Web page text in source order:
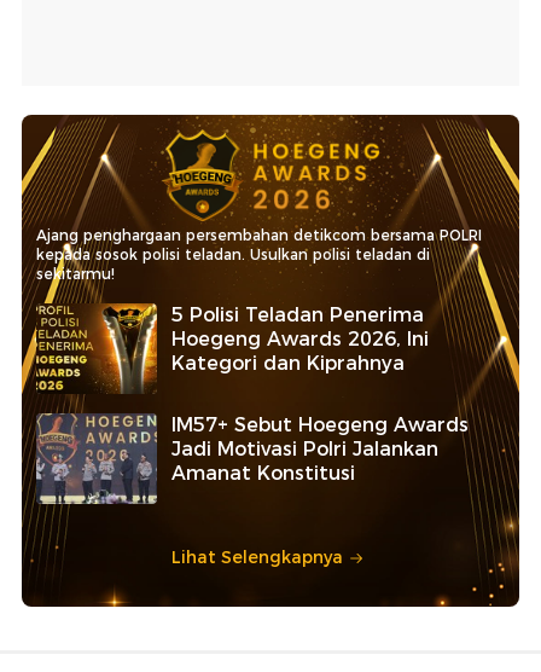
Ajang penghargaan persembahan detikcom bersama POLRI
kepada sosok polisi teladan. Usulkan polisi teladan di
sekitarmu!
5 Polisi Teladan Penerima
Hoegeng Awards 2026, Ini
Kategori dan Kiprahnya
IM57+ Sebut Hoegeng Awards
Jadi Motivasi Polri Jalankan
Amanat Konstitusi
Lihat Selengkapnya